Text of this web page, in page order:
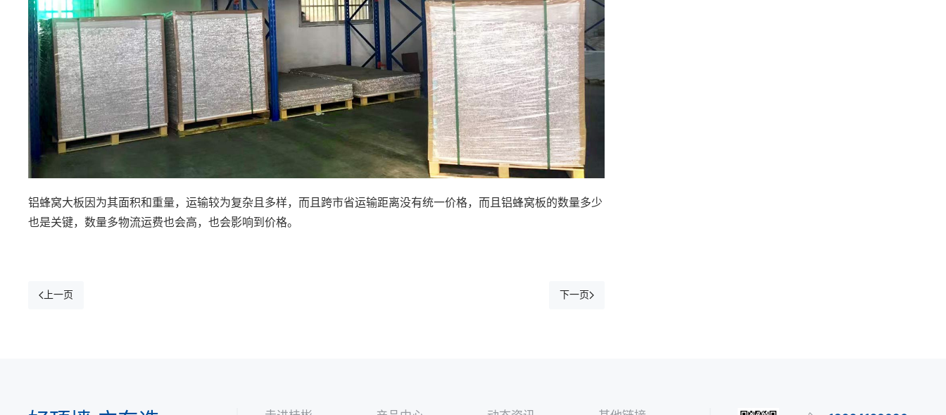
铝蜂窝大板因为其面积和重量，运输较为复杂且多样，而且跨市省运输距离没有统一价格，而且铝蜂窝板的数量多少
也是关键，数量多物流运费也会高，也会影响到价格。
上一页 下一页